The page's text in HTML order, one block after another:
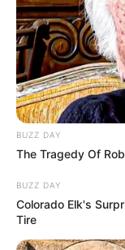
BUZZ DAY
The Tragedy Of
BUZZ DAY
Colorado Elk's
Tire